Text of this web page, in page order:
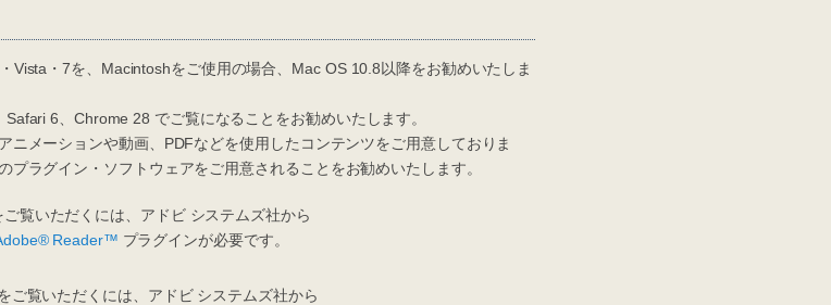
・7を、Macintoshをご使用の場合、Mac OS 10.8以降をお勧めいたしま
6、Chrome 28 でご覧になることをお勧めいたします。
メーションや動画、PDFなどを使用したコンテンツをご用意しておりま
ラグイン・ソフトウェアをご用意されることをお勧めいたします。
覧いただくには、アドビ システムズ社から
Reader™ プラグインが必要です。
ご覧いただくには、アドビ システムズ社から